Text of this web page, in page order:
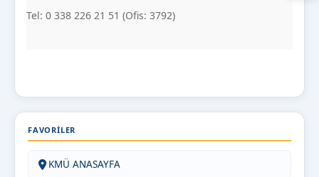
Tel: 0 338 226 21 51 (Ofis: 3792)
FAVORILER
KMÜ ANASAYFA